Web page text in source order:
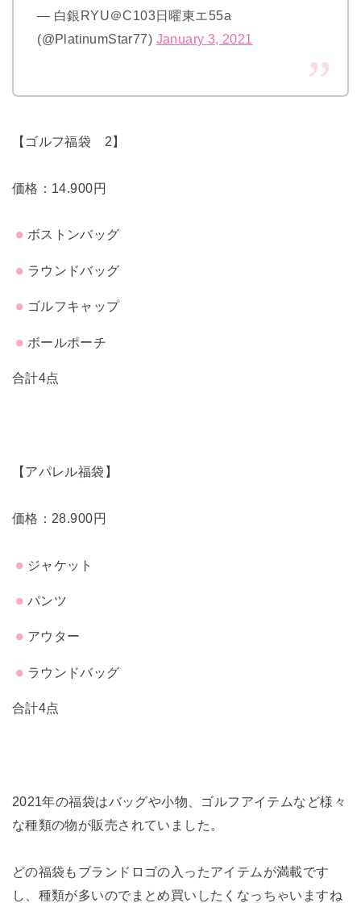
— 白銀RYU＠C103日曜東エ55a
(@PlatinumStar77) January 3, 2021
【ゴルフ福袋 2】
価格：14.900円
ボストンバッグ
ラウンドバッグ
ゴルフキャップ
ボールポーチ
合計4点
【アパレル福袋】
価格：28.900円
ジャケット
パンツ
アウター
ラウンドバッグ
合計4点
2021年の福袋はバッグや小物、ゴルフアイテムなど様々
な種類の物が販売されていました。
どの福袋もブランドロゴの入ったアイテムが満載です
し、種類が多いのでまとめ買いしたくなっちゃいますね